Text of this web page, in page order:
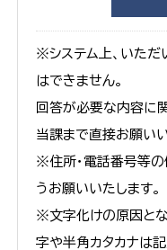
※システム上、いただ
はできません。
回答が必要な内容に
当課まで直接お願いい
※住所・電話番号等
うお願いいたします。
※文字化けの原因と
字や半角カタカナは